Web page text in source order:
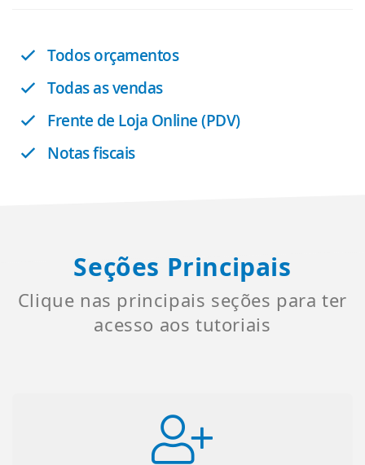
Todos orçamentos
Todas as vendas
Frente de Loja Online (PDV)
Notas fiscais
Seções Principais
Clique nas principais seções para ter
acesso aos tutoriais